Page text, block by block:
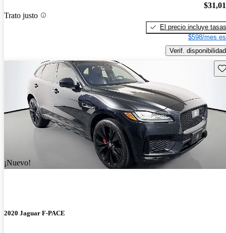
Trato justo
El precio incluye tasas
$598/mes
Verif. disponibilidad
¡Nuevo!
2020 Jaguar F-PACE